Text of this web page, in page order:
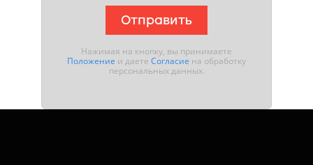
Отправить
Нажимая на кнопку, вы принимаете
Положение и даете Согласие на обработку
персональных данных.